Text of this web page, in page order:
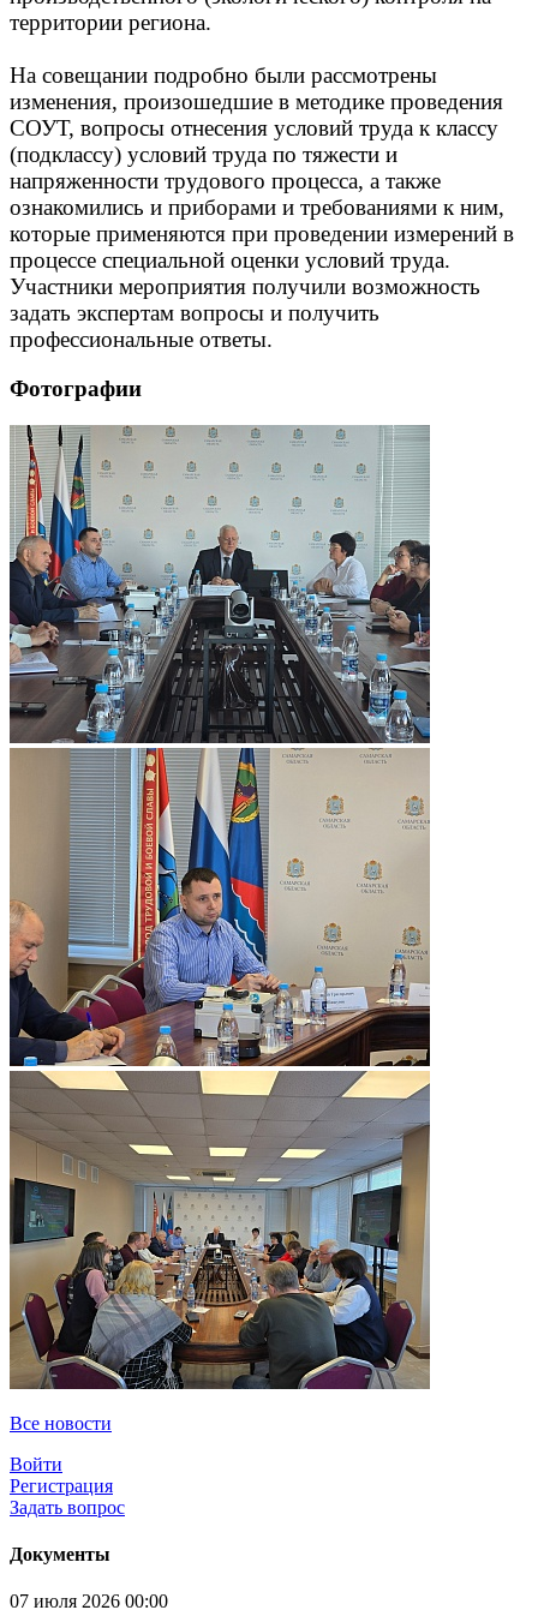
территории региона.
На совещании подробно были рассмотрены
изменения, произошедшие в методике проведения
СОУТ, вопросы отнесения условий труда к классу
(подклассу) условий труда по тяжести и
напряженности трудового процесса, а также
ознакомились и приборами и требованиями к ним,
которые применяются при проведении измерений в
процессе специальной оценки условий труда.
Участники мероприятия получили возможность
задать экспертам вопросы и получить
профессиональные ответы.
Фотографии
Все новости
Войти
Регистрация
Задать вопрос
Документы
07 июля 2026 00:00